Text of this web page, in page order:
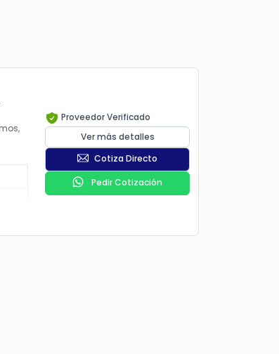
Proveedor Verificado
Ver más detalles
Cotiza Directo
Pedir Cotización